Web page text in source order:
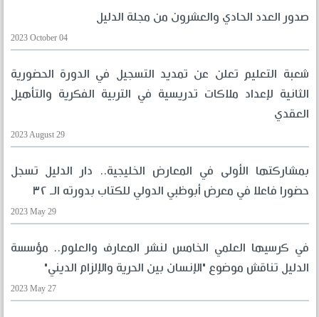
صدور العدد الحادي والعشرون من مجلة الدليل
2023 October 04
شعبة التعليم تعلن عن تمديد التسجيل في الدورة الحضورية
الثانية لإعداد ملاكات تدريسية في التربية الفكرية والتأهيل
العقدي
2023 August 29
بمشاركتها الأولى في المعارض الخليجية.. دار الدليل تسجل
حضورا فاعلا في معرض أبوظبي الدولي للكتاب بدورته الـ ٣٢
2023 May 29
في كرسيها العلمي الخامس لنشر المعارف والعلوم.. مؤسسة
الدليل تناقش موضوع "الإنسان بين الحرية والإلزام الديني"
2023 May 27